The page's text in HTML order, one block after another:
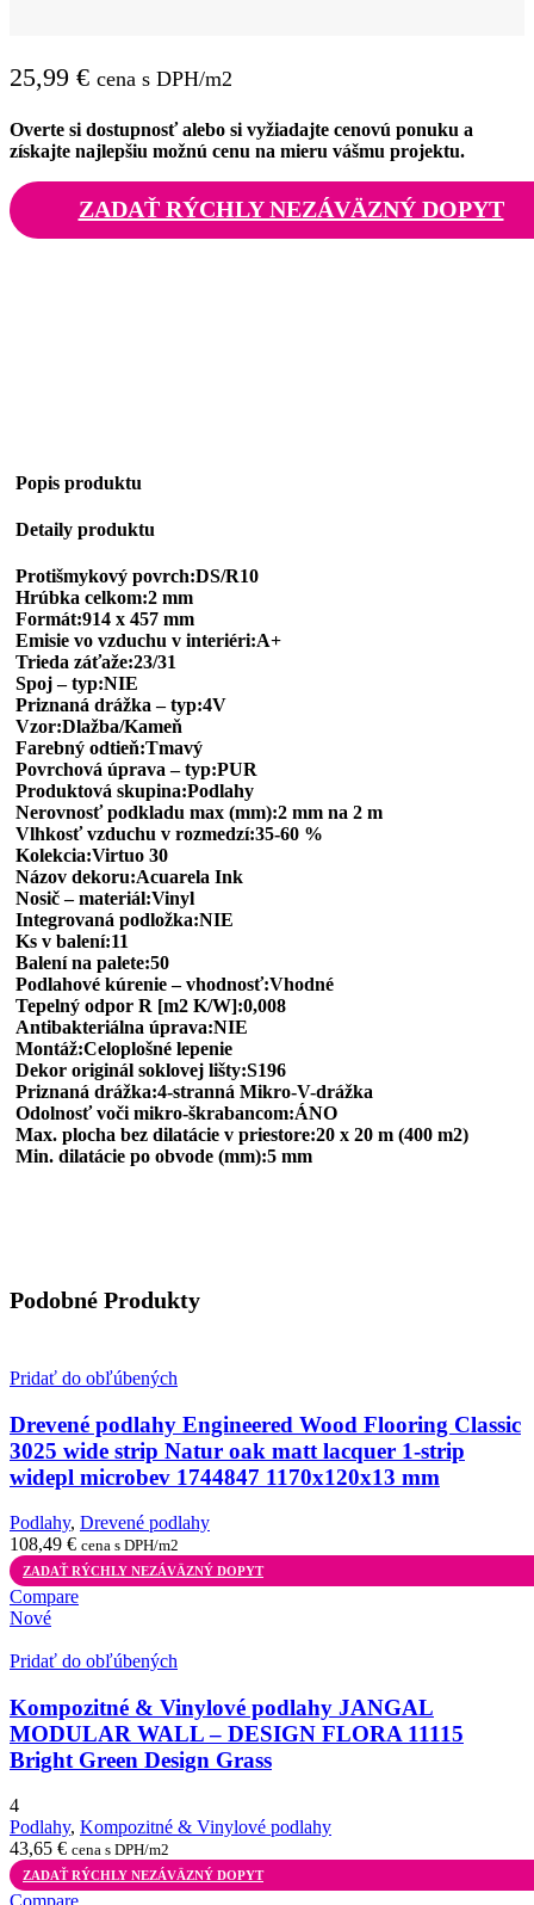
25,99 € cena s DPH/m2
Overte si dostupnosť alebo si vyžiadajte cenovú ponuku a
získajte najlepšiu možnú cenu na mieru vášmu projektu.
ZADAŤ RÝCHLY NEZÁVÄZNÝ DOPYT
Popis produktu
Detaily produktu
Protišmykový povrch:DS/R10
Hrúbka celkom:2 mm
Formát:914 x 457 mm
Emisie vo vzduchu v interiéri:A+
Trieda záťaže:23/31
Spoj – typ:NIE
Priznaná drážka – typ:4V
Vzor:Dlažba/Kameň
Farebný odtieň:Tmavý
Povrchová úprava – typ:PUR
Produktová skupina:Podlahy
Nerovnosť podkladu max (mm):2 mm na 2 m
Vlhkosť vzduchu v rozmedzí:35-60 %
Kolekcia:Virtuo 30
Názov dekoru:Acuarela Ink
Nosič – materiál:Vinyl
Integrovaná podložka:NIE
Ks v balení:11
Balení na palete:50
Podlahové kúrenie – vhodnosť:Vhodné
Tepelný odpor R [m2 K/W]:0,008
Antibakteriálna úprava:NIE
Montáž:Celoplošné lepenie
Dekor originál soklovej lišty:S196
Priznaná drážka:4-stranná Mikro-V-drážka
Odolnosť voči mikro-škrabancom:ÁNO
Max. plocha bez dilatácie v priestore:20 x 20 m (400 m2)
Min. dilatácie po obvode (mm):5 mm
Podobné Produkty
Pridať do obľúbených
Drevené podlahy Engineered Wood Flooring Classic
3025 wide strip Natur oak matt lacquer 1-strip
widepl microbev 1744847 1170x120x13 mm
Podlahy, Drevené podlahy
108,49 € cena s DPH/m2
ZADAŤ RÝCHLY NEZÁVÄZNÝ DOPYT
Compare
Nové
Pridať do obľúbených
Kompozitné & Vinylové podlahy JANGAL
MODULAR WALL – DESIGN FLORA 11115
Bright Green Design Grass
4
Podlahy, Kompozitné & Vinylové podlahy
43,65 € cena s DPH/m2
ZADAŤ RÝCHLY NEZÁVÄZNÝ DOPYT
Compare